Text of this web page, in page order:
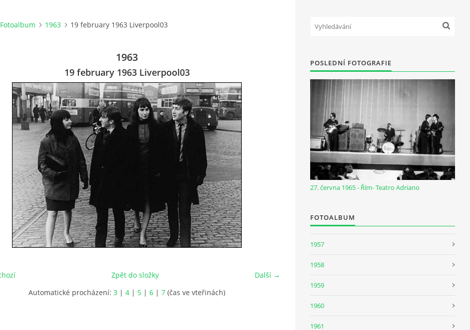
Fotoalbum 1963 19 february 1963 Liverpool03
1963
19 february 1963 Liverpool03
Další →
Zpět do složky
Automatické procházení: 3 | 4 | 5 | 6 | 7 (čas ve vteřinách)
POSLEDNÍ FOTOGRAFIE
27. června 1965 - Řím- Teatro Adriano
FOTOALBUM
1957
1958
1959
1960
1961